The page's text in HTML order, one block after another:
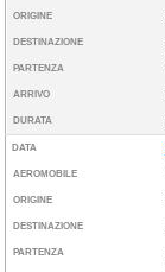
ORIGINE
DESTINAZIONE
PARTENZA
ARRIVO
DURATA
DATA
AEROMOBILE
ORIGINE
DESTINAZIONE
PARTENZA